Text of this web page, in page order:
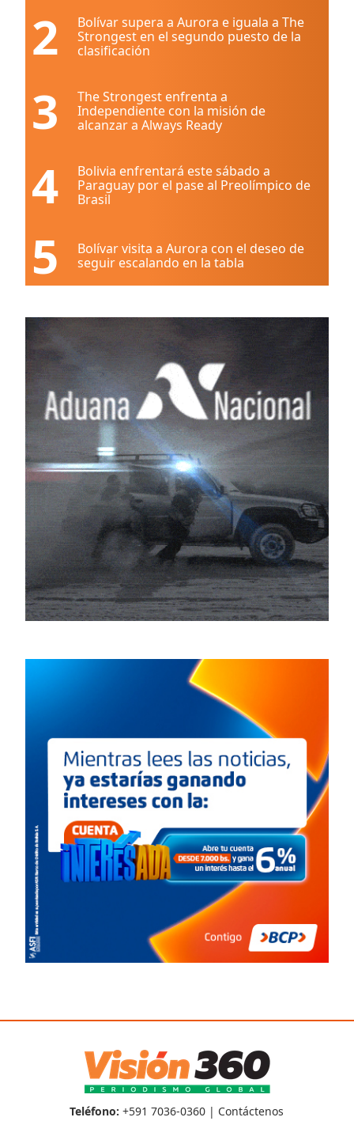
2
Bolívar supera a Aurora e iguala a The
Strongest en el segundo puesto de la
clasificación
3
The Strongest enfrenta a
Independiente con la misión de
alcanzar a Always Ready
4
Bolivia enfrentará este sábado a
Paraguay por el pase al Preolímpico de
Brasil
5
Bolívar visita a Aurora con el deseo de
seguir escalando en la tabla
Teléfono: +591 7036-0360 | Contáctenos